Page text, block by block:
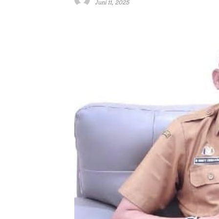
Juni 11, 2025